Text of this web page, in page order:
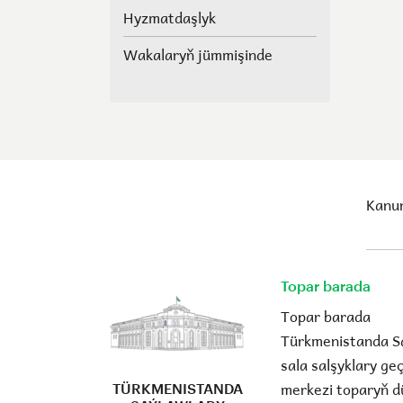
Geňeşleriň agzalarynyň
ýerine saýlawlar.
Hyzmatdaşlyk
Wakalaryň jümmişinde
TÜRKMENISTANDA
Topar barada
Topar barada
Türkmenistanda
sala salşyklary
merkezi toparyň